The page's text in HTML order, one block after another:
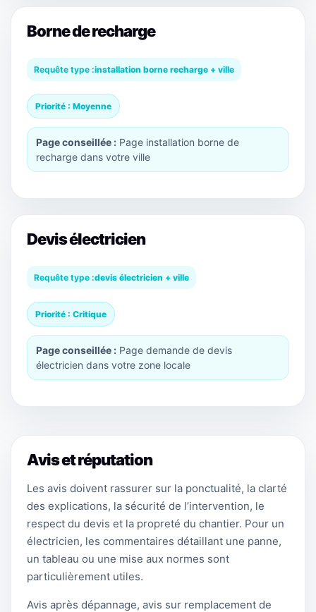
Borne de recharge
Requête type :installation borne recharge + ville
Priorité : Moyenne
Page conseillée : Page installation borne de
recharge dans votre ville
Devis électricien
Requête type :devis électricien + ville
Priorité : Critique
Page conseillée : Page demande de devis
électricien dans votre zone locale
Avis et réputation
Les avis doivent rassurer sur la ponctualité, la clarté
des explications, la sécurité de l’intervention, le
respect du devis et la propreté du chantier. Pour un
électricien, les commentaires détaillant une panne,
un tableau ou une mise aux normes sont
particulièrement utiles.
Avis après dépannage, avis sur remplacement de